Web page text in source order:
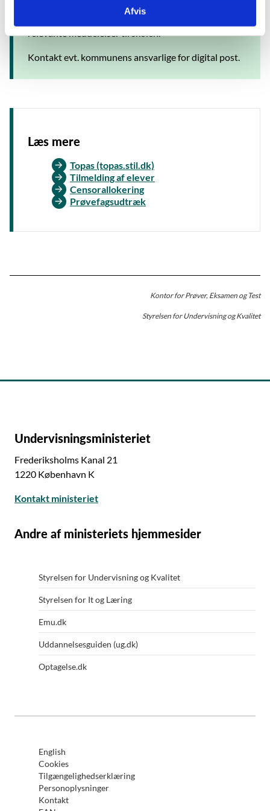
Afvis
relevante meddelelser til skolen.
Kontakt evt. kommunens ansvarlige for digital post.
Læs mere
Topas (topas.stil.dk)
Tilmelding af elever
Censorallokering
Prøvefagsudtræk
Kontor for Prøver, Eksamen og Test
Styrelsen for Undervisning og Kvalitet
Undervisningsministeriet
Frederiksholms Kanal 21
1220 København K
Kontakt ministeriet
Andre af ministeriets hjemmesider
Styrelsen for Undervisning og Kvalitet
Styrelsen for It og Læring
Emu.dk
Uddannelsesguiden (ug.dk)
Optagelse.dk
English
Cookies
Tilgængelighedserklæring
Personoplysninger
Kontakt